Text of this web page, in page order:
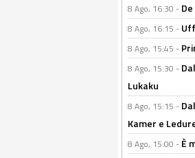
8 Ago, 16:30 -
8 Ago, 16:15 -
8 Ago, 15:45 -
8 Ago, 15:30 -
Lukaku
8 Ago, 15:15 -
Kamer e
8 Ago, 15:00 - È